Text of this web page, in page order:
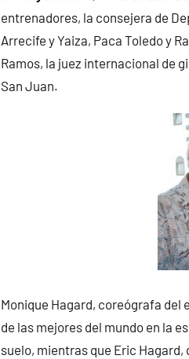
entrenadores, la consejera de
Arrecife y Yaiza, Paca Toledo y
Ramos, la juez internacional de
San Juan.
Monique Hagard, coreógrafa del
de las mejores del mundo en la
suelo, mientras que Eric